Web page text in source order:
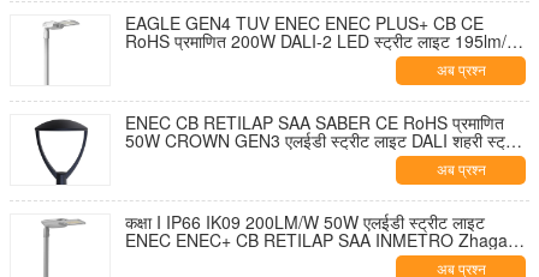
EAGLE GEN4 TUV ENEC ENEC PLUS+ CB CE
RoHS प्रमाणित 200W DALI-2 LED स्ट्रीट लाइट 195lm/W
7 पिन NEMA सॉकेट शॉर्टिंग कैप और 10KV SPD के साथ टूल-
अब प्रश्न
ENEC CB RETILAP SAA SABER CE RoHS प्रमाणित
50W CROWN GEN3 एलईडी स्ट्रीट लाइट DALI शहरी स्ट्रीट
लाइट गार्डन लाइट INMETRO IP66 आउटडोर टूल-फ्री ओपनिंग
अब प्रश्न
कक्षा I IP66 IK09 200LM/W 50W एलईडी स्ट्रीट लाइट
ENEC ENEC+ CB RETILAP SAA INMETRO Zhaga-
D4i प्रमाणित 10 साल की वारंटी सार्वजनिक प्रकाश व्यवस्था स्वयं
अब प्रश्न